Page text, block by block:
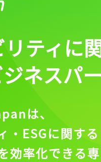
会員登録
ティに
ネスパ
は、
・ESGに関する
効率化できる